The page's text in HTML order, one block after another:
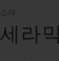
소재
세라믹